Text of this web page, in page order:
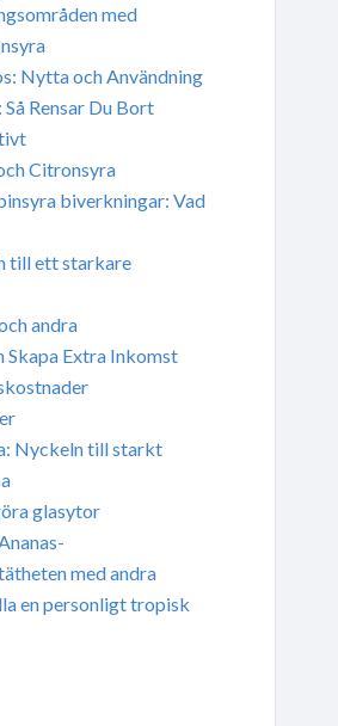
med
Nytta och Användning
Rensar Du Bort
Citronsyra
biverkningar: Vad
till ett starkare
andra
Extra Inkomst
Nyckeln till starkt
glasytor
med andra
en personligt tropisk